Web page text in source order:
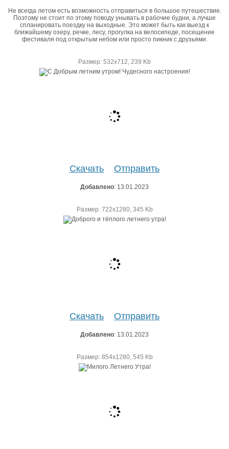
Не всегда летом есть возможность отправиться в большое путешествие.
Поэтому не стоит по этому поводу унывать в рабочие будни, а лучше
спланировать поездку на выходные. Это может быть как выезд к
ближайшему озеру, речке, лесу, прогулка на велосипеде, посещение
фестиваля под открытым небом или просто пикник с друзьями.
Размер: 532х712, 239 Kb
Скачать Отправить
Добавлено: 13.01.2023
Размер: 722х1280, 345 Kb
Скачать Отправить
Добавлено: 13.01.2023
Размер: 854х1280, 545 Kb